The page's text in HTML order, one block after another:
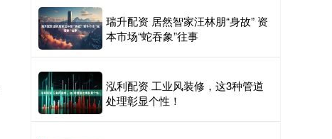
瑞升配资 居然智家汪林朋“身故” 资
本市场“蛇吞象”往事
泓利配资 工业风装修，这3种管道
处理彰显个性！